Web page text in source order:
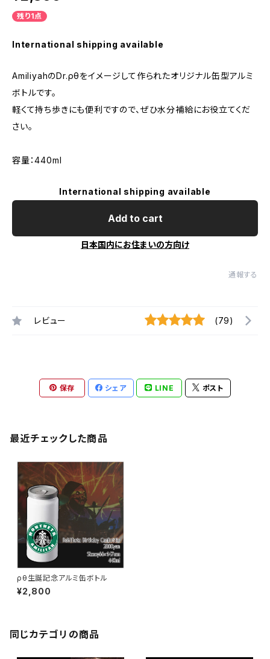
残り1点
International shipping available
AmiliyahのDr.ρθをイメージして作られたオリジナル缶型アルミ
ボトルです。
軽くて持ち歩きにも便利ですので、ぜひ水分補給にお役立てくだ
さい。
容量：440ml
International shipping available
Add to cart
日本国内にお住まいの方向け
通報する
レビュー (79)
保存 シェア LINE ポスト
最近チェックした商品
ρθ生誕記念アルミ缶ボトル
¥2,800
同じカテゴリの商品